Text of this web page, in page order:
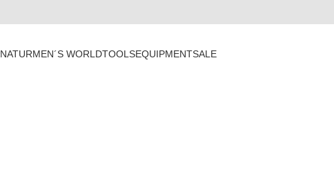
NATURMEN´S WORLDTOOLSEQUIPMENTSALE